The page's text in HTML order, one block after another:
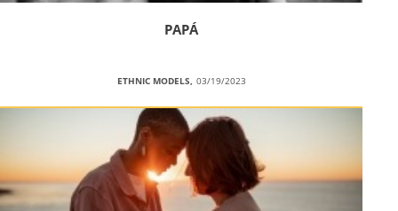
PAPÁ
ETHNIC MODELS, 03/19/2023